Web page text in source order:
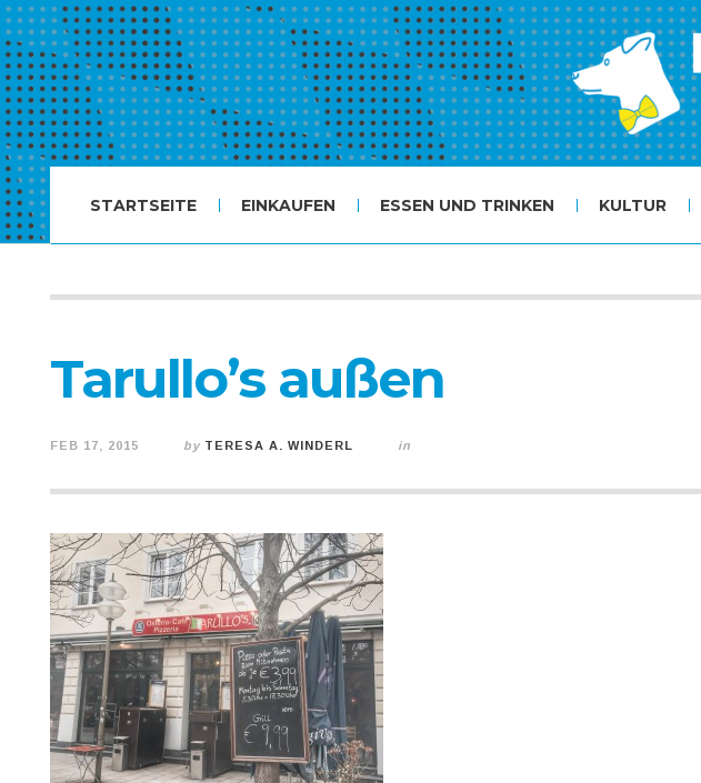
STARTSEITE EINKAUFEN ESSEN UND TRINKEN KULTUR
Tarullo’s außen
FEB 17, 2015 by TERESA A. WINDERL in